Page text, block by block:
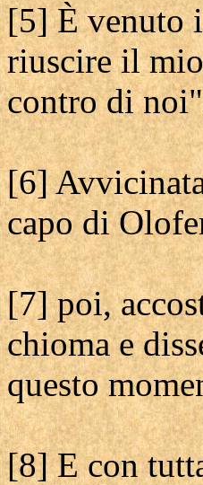
[5] È venuto
riuscire il
contro di
[6]
capo di
[7] poi,
chioma e
questo
[8] E con